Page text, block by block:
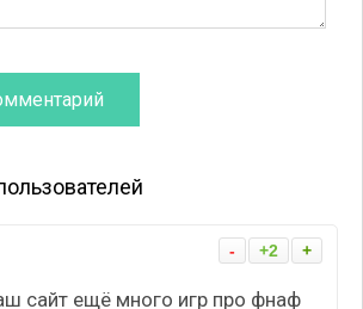
- +2 +
сайт ещё много игр про фнаф